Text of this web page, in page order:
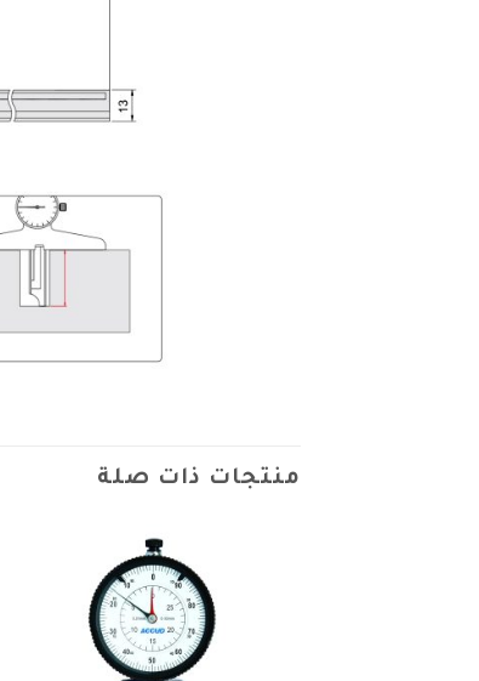
منتجات ذات صلة